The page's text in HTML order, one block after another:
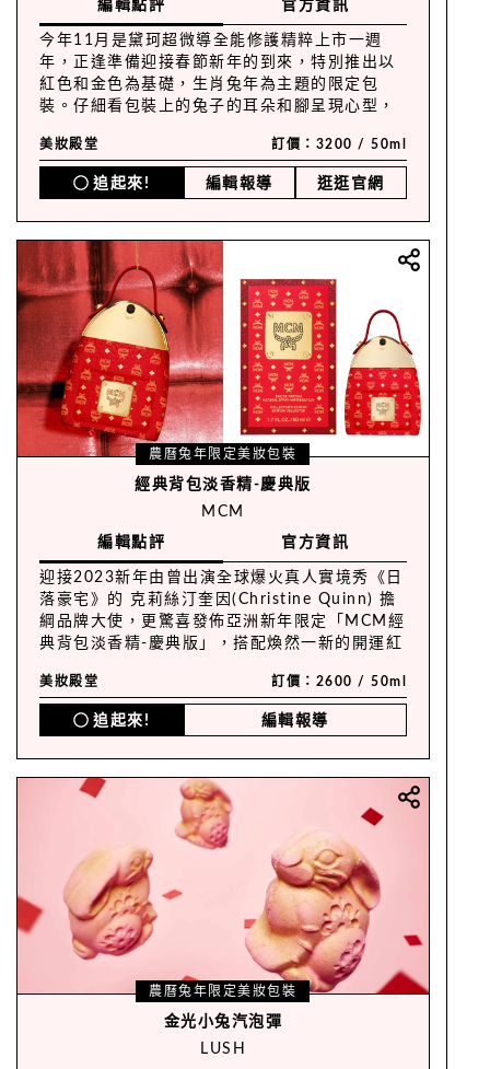
編輯點評
官方資訊
今年11月是黛珂超微導全能修護精粹上市一週
年，正逢準備迎接春節新年的到來，特別推出以
紅色和金色為基礎，生肖兔年為主題的限定包
裝。仔細看包裝上的兔子的耳朵和腳呈現心型，
美妝殿堂 訂價：3200 / 50ml
追起來! 編輯報導 逛逛官網
農曆兔年限定美妝包裝
經典背包淡香精-慶典版
MCM
編輯點評
官方資訊
迎接2023新年由曾出演全球爆火真人實境秀《日
落豪宅》的 克莉絲汀奎因(Christine Quinn) 擔
綱品牌大使，更驚喜發佈亞洲新年限定「MCM經
典背包淡香精-慶典版」，搭配煥然一新的開運紅
美妝殿堂 訂價：2600 / 50ml
追起來! 編輯報導
農曆兔年限定美妝包裝
金光小兔汽泡彈
LUSH